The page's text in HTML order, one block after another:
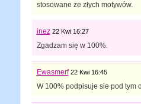
stosowane ze złych motywów.
inez 22 Kwi 16:27
Zgadzam się w 100%.
Ewasmerf 22 Kwi 16:45
W 100% podpisuje sie pod tym